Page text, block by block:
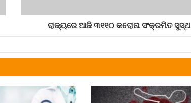
ରାଜ୍ୟରେ ଆଜି ୩୧୧୦ କରୋନା ସଂକ୍ରମିତ ସୁସ୍ଥ